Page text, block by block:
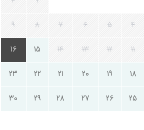
4
5
6
7
8
9
11
12
13
14
15
16
18
19
20
21
22
23
25
26
27
28
29
30